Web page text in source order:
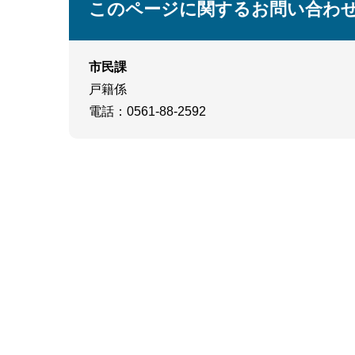
このページに関するお問い合わ
市民課
戸籍係
電話 ：0561-88-2592